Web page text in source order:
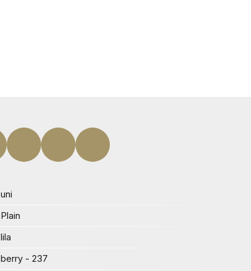
uni
Plain
lila
berry - 237